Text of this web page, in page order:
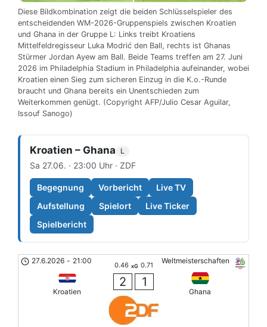
Diese Bildkombination zeigt die beiden Schlüsselspieler des
entscheidenden WM-2026-Gruppenspiels zwischen Kroatien
und Ghana in der Gruppe L: Links treibt Kroatiens
Mittelfeldregisseur Luka Modrić den Ball, rechts ist Ghanas
Stürmer Jordan Ayew am Ball. Beide Teams treffen am 27. Juni
2026 im Philadelphia Stadium in Philadelphia aufeinander, wobei
Kroatien einen Sieg zum sicheren Einzug in die K.o.-Runde
braucht und Ghana bereits ein Unentschieden zum
Weiterkommen genügt. (Copyright AFP/Julio Cesar Aguilar,
Issouf Sanogo)
Kroatien – Ghana L
Sa 27.06. · 23:00 Uhr · ZDF
Begegnung Vorbericht
Live TV
Aufstellung
Spielort
Live Ticker
Spielbericht
Weltmeisterschaften
27.6.2026 - 21:00
Kroatien
0.46 xG 0.71
2 1
Ghana